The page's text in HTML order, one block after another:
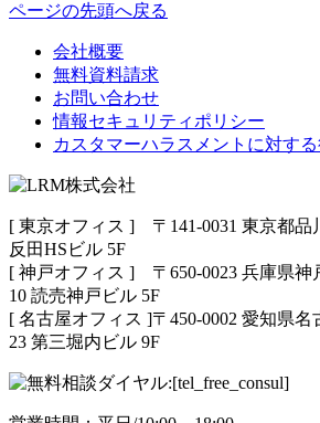
ページの先頭へ戻る
会社概要
無料資料請求
お問い合わせ
情報セキュリティポリシー
カスタマーハラスメントに対す
[ 東京オフィス ] 〒141-0031 東京都品
反田HSビル 5F
[ 神戸オフィス ] 〒650-0023 兵庫県神
10 読売神戸ビル 5F
[ 名古屋オフィス ]〒450-0002 愛知県
23 第三堀内ビル 9F